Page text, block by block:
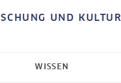
UND KULTUR
WISSEN